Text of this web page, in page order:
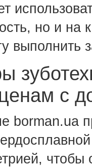
но и на
с
borman.ua
чтобы